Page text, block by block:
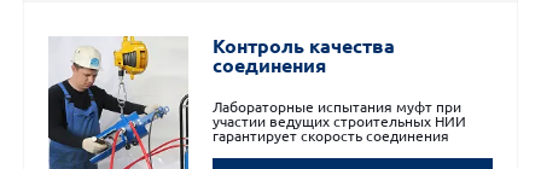
Контроль качества
соединения
Лабораторные испытания муфт при
участии ведущих строительных НИИ
гарантирует скорость соединения